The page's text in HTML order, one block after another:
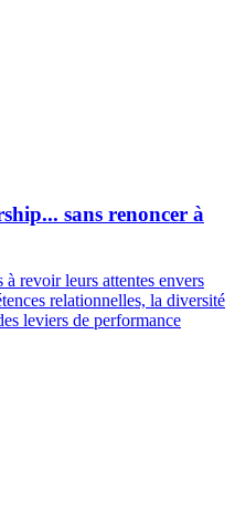
sans renoncer à
revoir leurs attentes envers
relationnelles, la diversité
leviers de performance